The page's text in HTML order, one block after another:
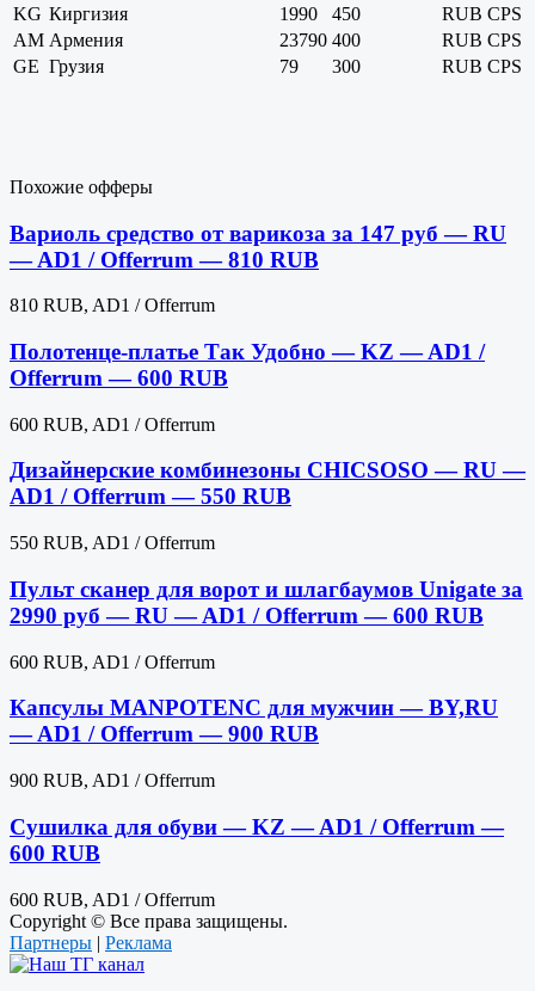
KG Киргизия 1990 450 RUB CPS
AM Армения 23790 400 RUB CPS
GE Грузия 79 300 RUB CPS
Похожие офферы
Вариоль средство от варикоза за 147 руб — RU
— AD1 / Offerrum — 810 RUB
810 RUB, AD1 / Offerrum
Полотенце-платье Так Удобно — KZ — AD1 /
Offerrum — 600 RUB
600 RUB, AD1 / Offerrum
Дизайнерские комбинезоны CHICSOSO — RU —
AD1 / Offerrum — 550 RUB
550 RUB, AD1 / Offerrum
Пульт сканер для ворот и шлагбаумов Unigate за
2990 руб — RU — AD1 / Offerrum — 600 RUB
600 RUB, AD1 / Offerrum
Капсулы MANPOTENC для мужчин — BY,RU
— AD1 / Offerrum — 900 RUB
900 RUB, AD1 / Offerrum
Сушилка для обуви — KZ — AD1 / Offerrum —
600 RUB
600 RUB, AD1 / Offerrum
Copyright © Все права защищены.
Партнеры | Реклама